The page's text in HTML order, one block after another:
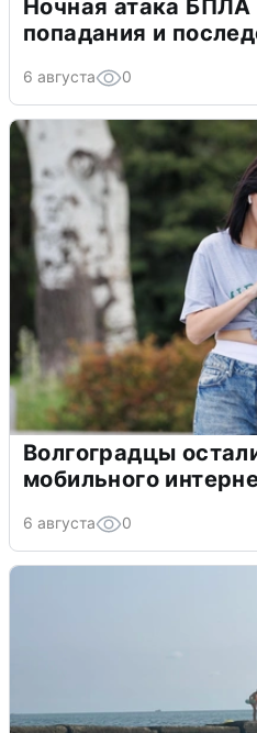
Ночная атака БПЛА
попадания и
6 августа 0
Волгоградцы
мобильного
6 августа 0